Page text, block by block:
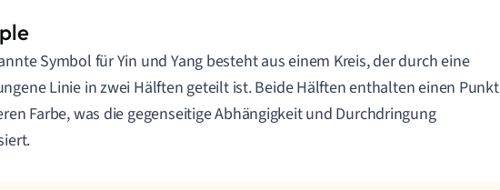
Symbol für Yin und Yang besteht aus einem Kreis, der durch eine
Linie in zwei Hälften geteilt ist. Beide Hälften enthalten einen Punkt
Farbe, was die gegenseitige Abhängigkeit und Durchdringung